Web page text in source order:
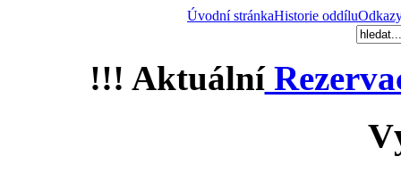
Úvodní stránkaHistorie oddílu
!!! Aktuální